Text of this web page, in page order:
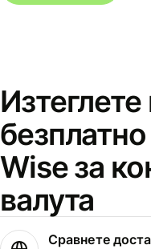
Wise за
валута
Сравнете